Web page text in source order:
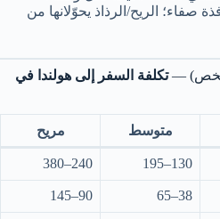
صفاء؛ الريح/الرذاذ يحوّلانها من
تكلفة السفر إلى هولندا في
متوسط مريح
130–195
240–380
38–65
90–145